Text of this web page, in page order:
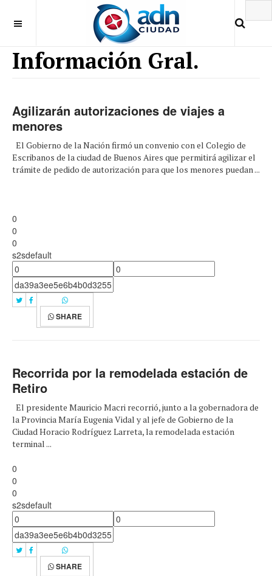
Información Gral.
Agilizarán autorizaciones de viajes a
menores
El Gobierno de la Nación firmó un convenio con el Colegio de
Escribanos de la ciudad de Buenos Aires que permitirá agilizar el
trámite de pedido de autorización para que los menores puedan ...
0
0
0
s2sdefault
SHARE
Recorrida por la remodelada estación de
Retiro
El presidente Mauricio Macri recorrió, junto a la gobernadora de
la Provincia María Eugenia Vidal y al jefe de Gobierno de la
Ciudad Horacio Rodríguez Larreta, la remodelada estación
terminal ...
0
0
0
s2sdefault
SHARE